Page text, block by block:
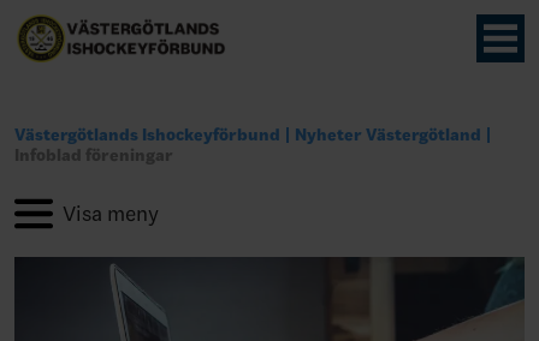
Västergötlands Ishockeyförbund
Nyheter Västergötland
Infoblad föreningar